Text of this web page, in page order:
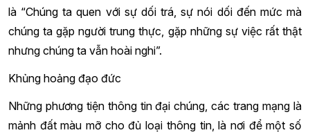
là “Chúng ta quen với sự dối trá, sự nói dối đến mức mà
chúng ta gặp người trung thực, gặp những sự việc rất thật
nhưng chúng ta vẫn hoài nghi”.
Khủng hoảng đạo đức
Những phương tiện thông tin đại chúng, các trang mạng là
mảnh đất màu mỡ cho đủ loại thông tin, là nơi để một số